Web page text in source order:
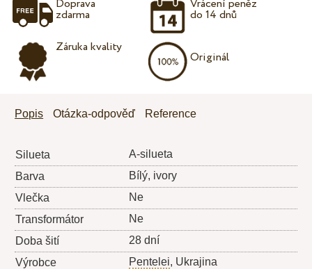
Doprava
zdarma
Záruka kvality
Vrácení peněz
do 14 dnů
Originál
Popis Otázka-odpověď Reference
Silueta
A-silueta
Barva
Bílý, ivory
Vlečka
Ne
Transformátor
Ne
Doba šití
28 dní
Výrobce
Pentelei, Ukrajina